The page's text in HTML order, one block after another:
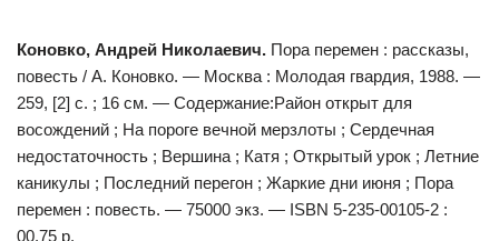
Коновко, Андрей Николаевич. Пора перемен : рассказы,
повесть / А. Коновко. — Москва : Молодая гвардия, 1988. —
259, [2] с. ; 16 см. — Содержание:Район открыт для
восождений ; На пороге вечной мерзлоты ; Сердечная
недостаточность ; Вершина ; Катя ; Открытый урок ; Летние
каникулы ; Последний перегон ; Жаркие дни июня ; Пора
перемен : повесть. — 75000 экз. — ISBN 5-235-00105-2 :
00.75 р.